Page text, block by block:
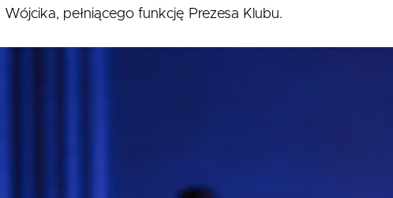
pełniącego funkcję Prezesa Klubu.